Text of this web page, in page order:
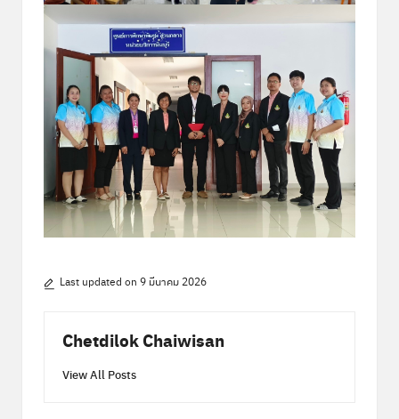
Last updated on 9 มีนาคม 2026
Chetdilok Chaiwisan
View All Posts